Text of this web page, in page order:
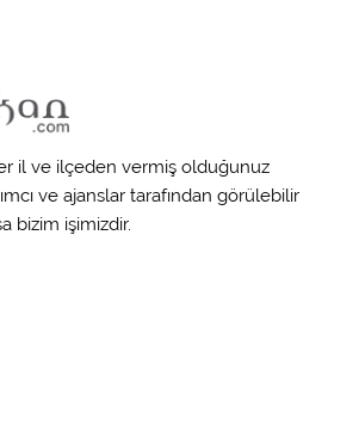
il ve ilçeden vermiş olduğunuz
ve ajanslar tarafından görülebilir
bizim işimizdir.